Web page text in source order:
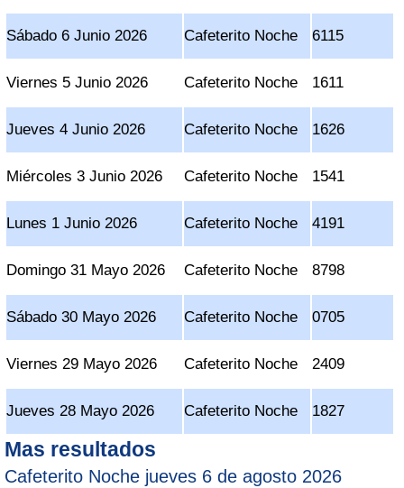
Sábado 6 Junio 2026 Cafeterito Noche 6115
Viernes 5 Junio 2026 Cafeterito Noche 1611
Jueves 4 Junio 2026 Cafeterito Noche 1626
Miércoles 3 Junio 2026 Cafeterito Noche 1541
Lunes 1 Junio 2026 Cafeterito Noche 4191
Domingo 31 Mayo 2026 Cafeterito Noche 8798
Sábado 30 Mayo 2026 Cafeterito Noche 0705
Viernes 29 Mayo 2026 Cafeterito Noche 2409
Jueves 28 Mayo 2026 Cafeterito Noche 1827
Mas resultados
Cafeterito Noche jueves 6 de agosto 2026